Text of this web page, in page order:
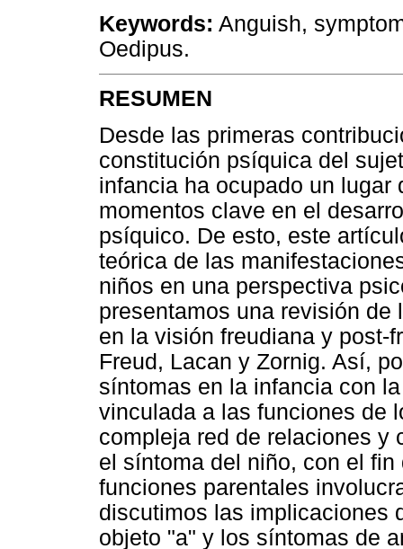
Keywords: Anguish,
Oedipus.
RESUMEN
Desde las primeras
constitución psíquica del
infancia ha ocupado un
momentos clave en el
psíquico. De esto, este
teórica de las
niños en una perspectiva
presentamos una revisión
en la visión freudiana y post-
Freud, Lacan y Zornig. Así,
síntomas en la infancia con
vinculada a las funciones de
compleja red de relaciones y
el síntoma del niño, con el
funciones parentales
discutimos las implicaciones
objeto "a" y los síntomas de